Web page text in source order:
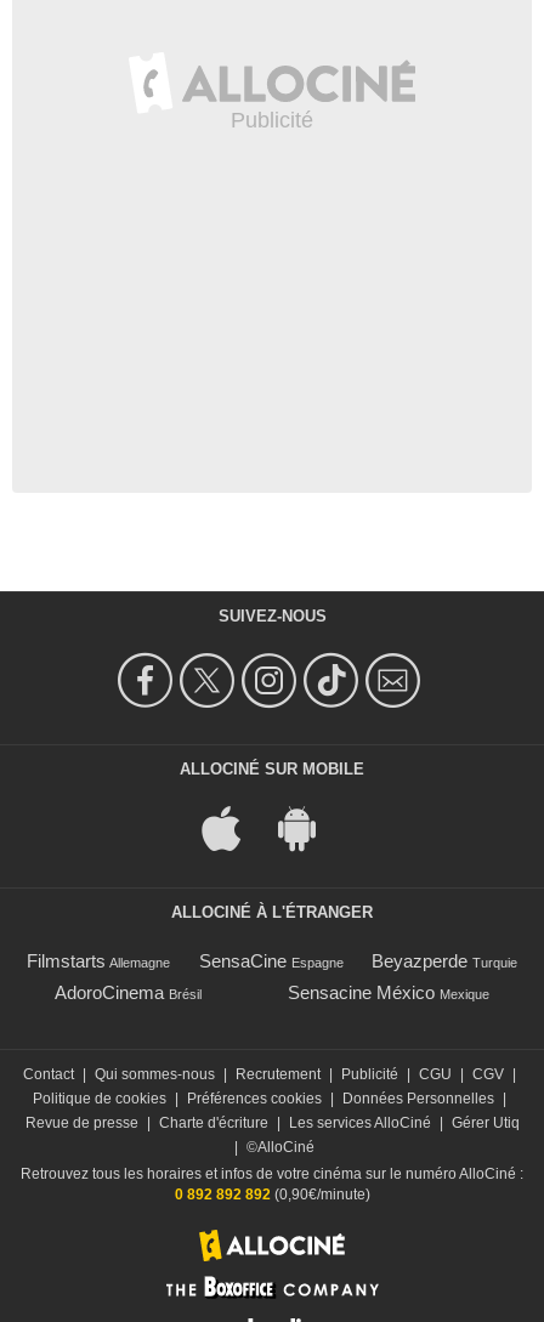
SUIVEZ-NOUS
ALLOCINÉ SUR MOBILE
ALLOCINÉ À L'ÉTRANGER
Filmstarts Allemagne SensaCine Espagne Beyazperde Turquie
AdoroCinema Brésil Sensacine México Mexique
Contact | Qui sommes-nous | Recrutement | Publicité | CGU | CGV |
Politique de cookies | Préférences cookies | Données Personnelles |
Revue de presse
| Charte d'écriture | Les services AlloCiné | Gérer Utiq
| ©AlloCiné
Retrouvez tous les horaires et infos de votre cinéma sur le numéro AlloCiné :
0 892 892 892(0,90€/minute)